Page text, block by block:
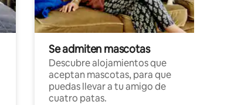
Se admiten mascotas
Descubre alojamientos que
aceptan mascotas, para que
puedas llevar a tu amigo de
cuatro patas.